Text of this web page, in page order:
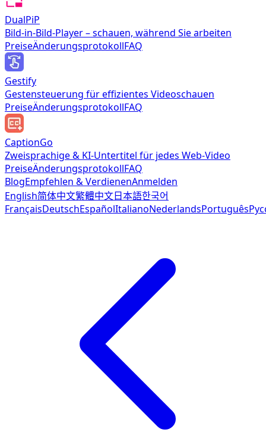
DualPiP
Bild-in-Bild-Player – schauen, während Sie arbeiten
PreiseÄnderungsprotokollFAQ
Gestify
Gestensteuerung für effizientes Videoschauen
PreiseÄnderungsprotokollFAQ
CaptionGo
Zweisprachige & KI-Untertitel für jedes Web-Video
PreiseÄnderungsprotokollFAQ
BlogEmpfehlen & VerdienenAnmelden
English简体中文繁體中文日本語한국어
FrançaisDeutschEspañolItalianoNederlandsPortuguês